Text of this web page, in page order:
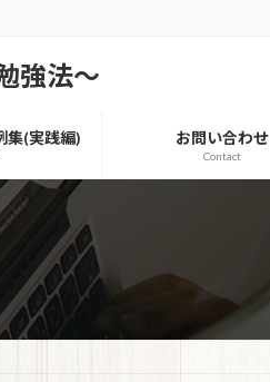
強法～
集(実践編) お問い合わせ
Contact